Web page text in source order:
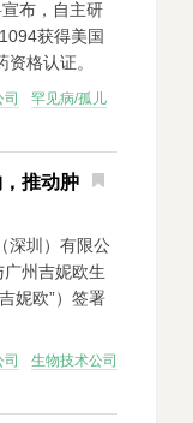
布，自主研
获得美国
格认证。
司
罕见病/孤儿
推动肿
深圳）有限公
广州吉妮欧生
妮欧”）签署
司
生物技术公司